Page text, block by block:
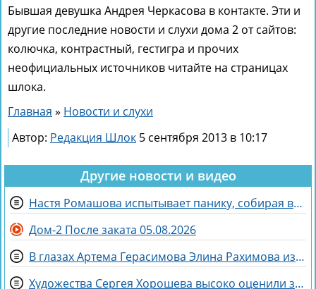
Бывшая девушка Андрея Черкасова в контакте. Эти и
другие последние новости и слухи дома 2 от сайтов:
колючка, контрастный, гестигра и прочих
неофициальных источников читайте на страницах
шлока.
Главная » Новости и слухи
Автор: Редакция Шлок 5 сентября 2013 в 10:17
Другие новости и видео
Настя Ромашова испытывает панику, собирая вещи для родов в Бразилии
Дом-2 После заката 05.08.2026
В глазах Артема Герасимова Элина Рахимова из «питбуля» превратилась в «роллы»
Художества Сергея Хорошева высоко оценили зрители дома 2